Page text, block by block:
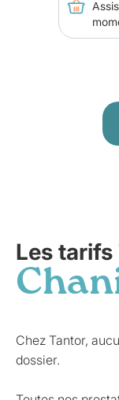
Les tarifs
Chez Tantor,
dossier.